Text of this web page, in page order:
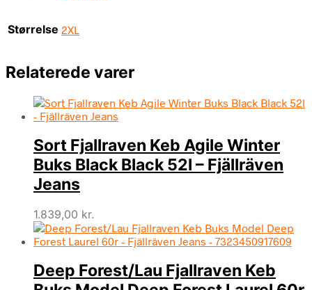
Størrelse 2XL
Relaterede varer
Sort Fjallraven Keb Agile Winter
Buks Black Black 52l – Fjällräven
Jeans
1.839,00 kr.
Deep Forest/Lau Fjallraven Keb